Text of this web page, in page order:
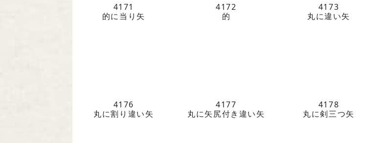
4171
的に当り矢
4172
的
4173
丸に違い矢
4176
丸に割り違い矢
4177
丸に矢尻付き違い矢
4178
丸に剣三つ矢